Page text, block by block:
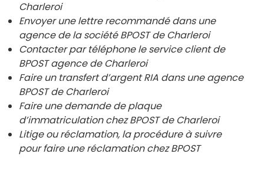
Charleroi
Envoyer une lettre recommandé dans une
agence de la société BPOST de Charleroi
Contacter par téléphone le service client de
BPOST agence de Charleroi
Faire un transfert d’argent RIA dans une agence
BPOST de Charleroi
Faire une demande de plaque
d’immatriculation chez BPOST de Charleroi
Litige ou réclamation, la procédure à suivre
pour faire une réclamation chez BPOST